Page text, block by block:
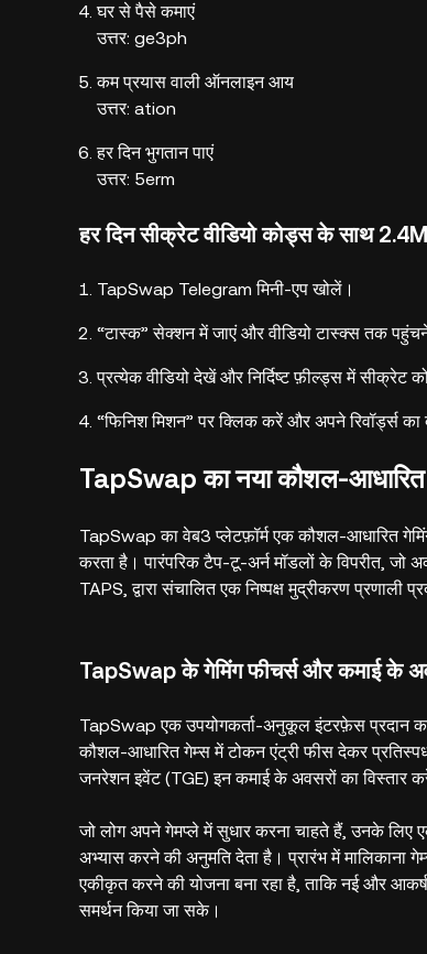
घर से पैसे कमाएं
उत्तर: ge3ph
कम प्रयास वाली ऑनलाइन आय
उत्तर: ation
हर दिन भुगतान पाएं
उत्तर: 5erm
हर दिन सीक्रेट वीडियो कोड्स के साथ
TapSwap Telegram मिनी-एप खोलें।
“टास्क” सेक्शन में जाएं और वीडियो टास्क्स तक
प्रत्येक वीडियो देखें और निर्दिष्ट फ़ील्ड्स में सीक्रेट
“फिनिश मिशन” पर क्लिक करें और अपने रिवॉर्ड्स का
TapSwap का नया कौशल-आधारित
TapSwap का वेब3 प्लेटफ़ॉर्म एक कौशल-आधारित
करता है। पारंपरिक टैप-टू-अर्न मॉडलों के विपरीत,
TAPS, द्वारा संचालित एक निष्पक्ष मुद्रीकरण प्रणाली
TapSwap के गेमिंग फीचर्स और कमाई के
TapSwap एक उपयोगकर्ता-अनुकूल इंटरफ़ेस प्रदान
कौशल-आधारित गेम्स में टोकन एंट्री फीस देकर
जनरेशन इवेंट (TGE) इन कमाई के अवसरों का विस्तार
जो लोग अपने गेमप्ले में सुधार करना चाहते हैं, उनके लिए एक
अभ्यास करने की अनुमति देता है। प्रारंभ में मालिकाना
एकीकृत करने की योजना बना रहा है, ताकि नई और
समर्थन किया जा सके।